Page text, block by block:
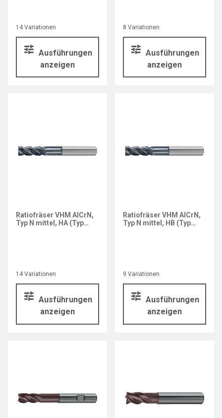
14 Variationen
Ausführungen
anzeigen
8 Variationen
Ausführungen
anzeigen
14 Variationen
Ausführungen
anzeigen
Ratiofräser VHM AlCrN,
Typ N mittel, HA (Typ
9 Variationen
Ausführungen
anzeigen
Ratiofräser VHM AlCrN,
Typ N mittel, HB (Typ